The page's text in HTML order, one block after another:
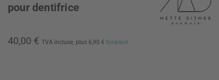
pour dentifrice
40,00 € TVA incluse, plus 6,90 € livraison